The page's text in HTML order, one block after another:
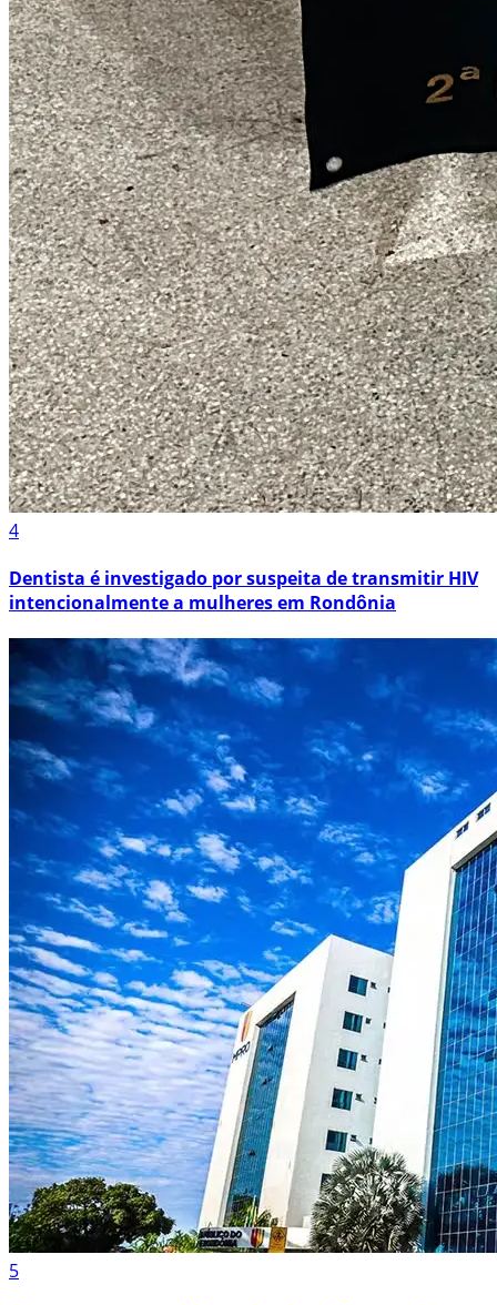
4
Dentista é investigado por suspeita de transmitir HIV
intencionalmente a mulheres em Rondônia
5